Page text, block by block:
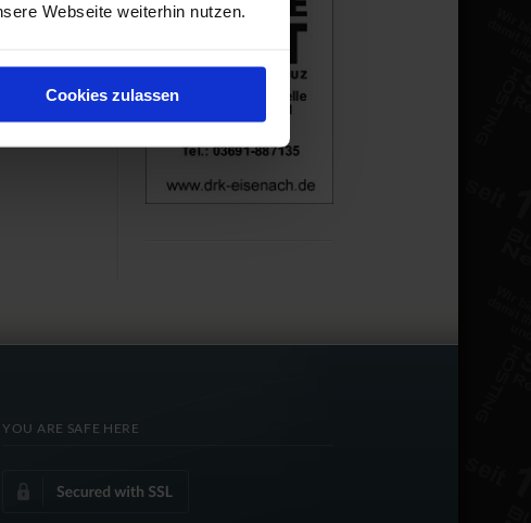
Webseite weiterhin nutzen.
Cookies zulassen
YOU ARE SAFE HERE